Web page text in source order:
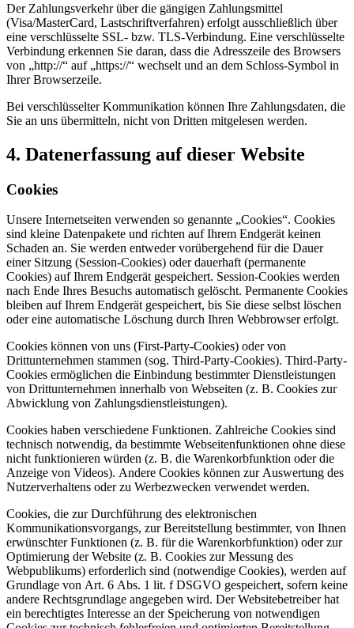
Der Zahlungsverkehr über die gängigen Zahlungsmittel
(Visa/MasterCard, Lastschriftverfahren) erfolgt ausschließlich über
eine verschlüsselte SSL- bzw. TLS-Verbindung. Eine verschlüsselte
Verbindung erkennen Sie daran, dass die Adresszeile des Browsers
von „http://“ auf „https://“ wechselt und an dem Schloss-Symbol in
Ihrer Browserzeile.
Bei verschlüsselter Kommunikation können Ihre Zahlungsdaten, die
Sie an uns übermitteln, nicht von Dritten mitgelesen werden.
4. Datenerfassung auf dieser Website
Cookies
Unsere Internetseiten verwenden so genannte „Cookies“. Cookies
sind kleine Datenpakete und richten auf Ihrem Endgerät keinen
Schaden an. Sie werden entweder vorübergehend für die Dauer
einer Sitzung (Session-Cookies) oder dauerhaft (permanente
Cookies) auf Ihrem Endgerät gespeichert. Session-Cookies werden
nach Ende Ihres Besuchs automatisch gelöscht. Permanente Cookies
bleiben auf Ihrem Endgerät gespeichert, bis Sie diese selbst löschen
oder eine automatische Löschung durch Ihren Webbrowser erfolgt.
Cookies können von uns (First-Party-Cookies) oder von
Drittunternehmen stammen (sog. Third-Party-Cookies). Third-Party-
Cookies ermöglichen die Einbindung bestimmter Dienstleistungen
von Drittunternehmen innerhalb von Webseiten (z. B. Cookies zur
Abwicklung von Zahlungsdienstleistungen).
Cookies haben verschiedene Funktionen. Zahlreiche Cookies sind
technisch notwendig, da bestimmte Webseitenfunktionen ohne diese
nicht funktionieren würden (z. B. die Warenkorbfunktion oder die
Anzeige von Videos). Andere Cookies können zur Auswertung des
Nutzerverhaltens oder zu Werbezwecken verwendet werden.
Cookies, die zur Durchführung des elektronischen
Kommunikationsvorgangs, zur Bereitstellung bestimmter, von Ihnen
erwünschter Funktionen (z. B. für die Warenkorbfunktion) oder zur
Optimierung der Website (z. B. Cookies zur Messung des
Webpublikums) erforderlich sind (notwendige Cookies), werden auf
Grundlage von Art. 6 Abs. 1 lit. f DSGVO gespeichert, sofern keine
andere Rechtsgrundlage angegeben wird. Der Websitebetreiber hat
ein berechtigtes Interesse an der Speicherung von notwendigen